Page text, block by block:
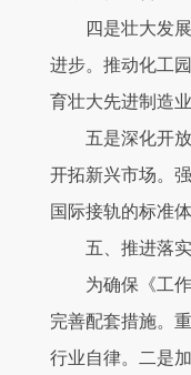
四是壮大发
进步。推动化工
育壮大先进制造
五是深化开
开拓新兴市场。
国际接轨的标准
五、推进落
为确保《工
完善配套措施。
行业自律。二是